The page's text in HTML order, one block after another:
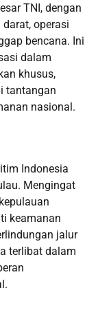
TNI, dengan
operasi
bencana. Ini
dalam
khusus,
tantangan
nasional.
Indonesia
Mengingat
keamanan
jalur
terlibat dalam